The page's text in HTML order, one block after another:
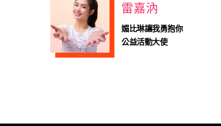
雷嘉汭
媚比琳讓我勇抱你
公益活動大使